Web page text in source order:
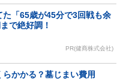
た「65歳が45分で3回戦も余
で絶好調！
PR(健商株式会社)
かかる？墓じまい費用